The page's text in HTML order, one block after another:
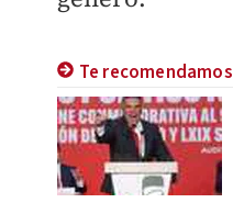
Te recomendamos